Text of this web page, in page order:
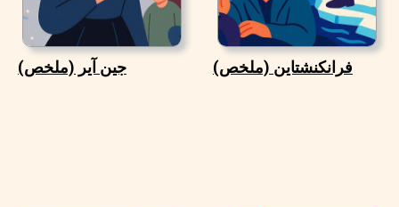
جين آير (ملخص) فرانكنشتاين (ملخص)